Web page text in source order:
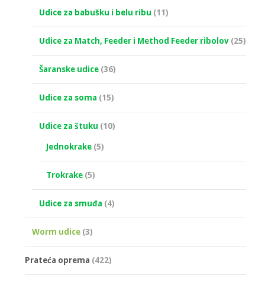
Udice za babušku i belu ribu (11)
Udice za Match, Feeder i Method Feeder ribolov (25)
Šaranske udice (36)
Udice za soma (15)
Udice za štuku (10)
Jednokrake (5)
Trokrake (5)
Udice za smuđa (4)
Worm udice (3)
Prateća oprema (422)